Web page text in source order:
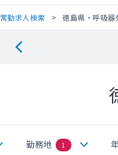
常勤求人検索 徳島県・呼吸器
勤務地 1